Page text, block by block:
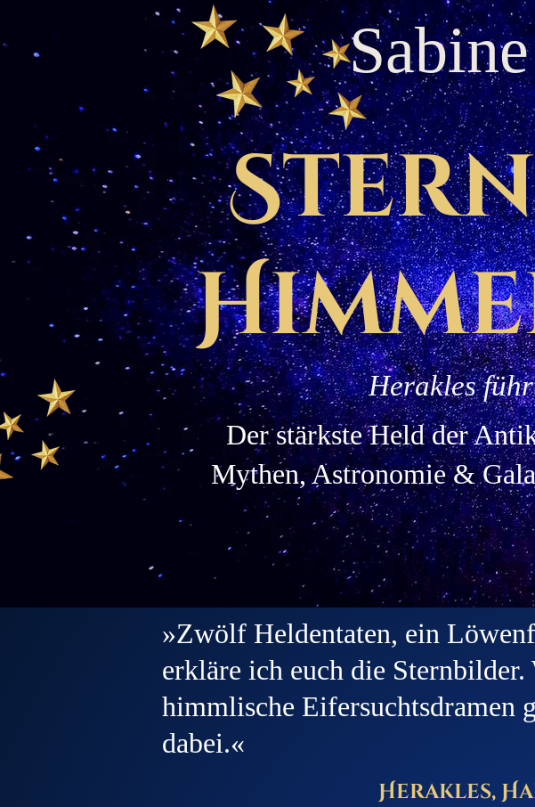
Herakles
Der stärkste Held der
Mythen, Astronomie &
✦ ✦
»Zwölf Heldentaten, ein
erkläre ich euch die
himmlische Eifersuchtsdramen
dabei.«
Herakles,